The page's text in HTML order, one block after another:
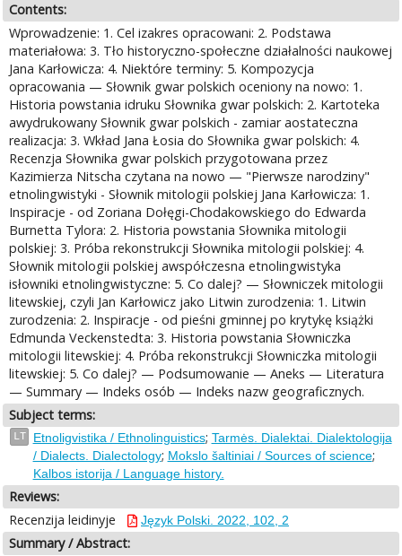
Contents:
Wprowadzenie: 1. Cel izakres opracowani: 2. Podstawa
materiałowa: 3. Tło historyczno-społeczne działalności naukowej
Jana Karłowicza: 4. Niektóre terminy: 5. Kompozycja
opracowania — Słownik gwar polskich oceniony na nowo: 1.
Historia powstania idruku Słownika gwar polskich: 2. Kartoteka
awydrukowany Słownik gwar polskich - zamiar aostateczna
realizacja: 3. Wkład Jana Łosia do Słownika gwar polskich: 4.
Recenzja Słownika gwar polskich przygotowana przez
Kazimierza Nitscha czytana na nowo — "Pierwsze narodziny"
etnolingwistyki - Słownik mitologii polskiej Jana Karłowicza: 1.
Inspiracje - od Zoriana Dołęgi-Chodakowskiego do Edwarda
Burnetta Tylora: 2. Historia powstania Słownika mitologii
polskiej: 3. Próba rekonstrukcji Słownika mitologii polskiej: 4.
Słownik mitologii polskiej awspółczesna etnolingwistyka
isłowniki etnolingwistyczne: 5. Co dalej? — Słowniczek mitologii
litewskiej, czyli Jan Karłowicz jako Litwin zurodzenia: 1. Litwin
zurodzenia: 2. Inspiracje - od pieśni gminnej po krytykę książki
Edmunda Veckenstedta: 3. Historia powstania Słowniczka
mitologii litewskiej: 4. Próba rekonstrukcji Słowniczka mitologii
litewskiej: 5. Co dalej? — Podsumowanie — Aneks — Literatura
— Summary — Indeks osób — Indeks nazw geograficznych.
Subject terms:
LT Etnoligvistika / Ethnolinguistics; Tarmės. Dialektai. Dialektologija
/ Dialects. Dialectology; Mokslo šaltiniai / Sources of science;
Kalbos istorija / Language history.
Reviews:
Recenzija leidinyje
Język Polski. 2022, 102, 2
Summary / Abstract: